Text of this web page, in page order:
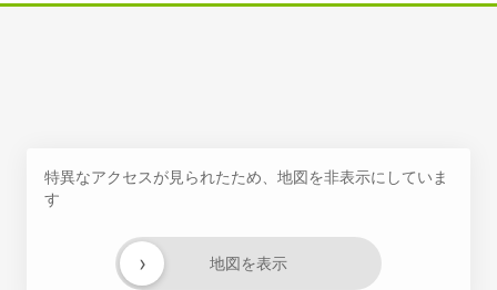
特異なアクセスが見られたため、地図を非表示にしていま
す
地図を表示
›